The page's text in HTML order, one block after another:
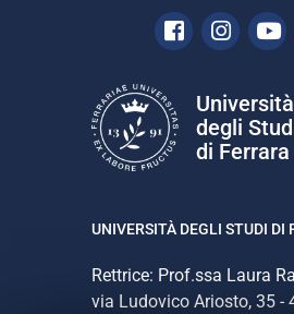
Facebook
Università
degli
di Ferrara
UNIVERSITÀ DEGLI STUDI DI
Rettrice: Prof.ssa Laura
via Ludovico Ariosto, 35 -